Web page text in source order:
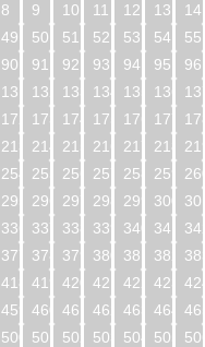
8 9 10 11 12 13 14
49 50 51 52 53 54 55
90 91 92 93 94 95 96
131 132 133 134 135 136 137
172 173 174 175 176 177 178
213 214 215 216 217 218 219
254 255 256 257 258 259 260
295 296 297 298 299 300 301
336 337 338 339 340 341 342
377 378 379 380 381 382 383
418 419 420 421 422 423 424
459 460 461 462 463 464 465
500 501 502 503 504 505 506